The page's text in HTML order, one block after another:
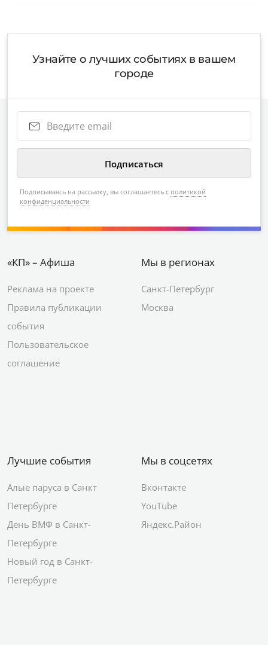
Узнайте о лучших событиях в вашем
городе
Подписываясь на рассылку, вы соглашаетесь с политикой
конфиденциальности
«КП» – Афиша
Реклама на проекте
Правила публикации
события
Пользовательское
соглашение
Мы в регионах
Санкт-Петербург
Москва
Лучшие события
Алые паруса в Санкт
Петербурге
День ВМФ в Санкт-
Петербурге
Новый год в Санкт-
Петербурге
Мы в соцсетях
Вконтакте
YouTube
Яндекс.Район